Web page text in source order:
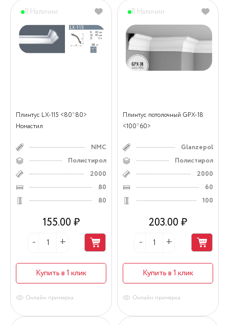
Плинтус LX-115 <80*80>
Номастил
NMC
Полистирол
2000
80
80
155.00 ₽
Купить в 1 клик
В Наличии
Онлайн примерка
Плинтус потолочный GPX-18
<100*60>
Glanzepol
Полистирол
2000
60
100
203.00 ₽
Купить в 1 клик
В Наличии
Онлайн примерка